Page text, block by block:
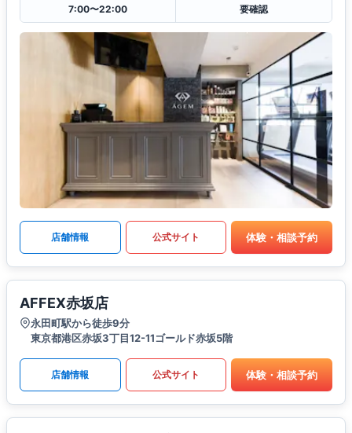
7:00〜22:00
要確認
店舗情報 公式サイト 体験・相談予約
AFFEX赤坂店
永田町駅から徒歩9分
東京都港区赤坂3丁目12-11ゴールド赤坂5階
店舗情報 公式サイト 体験・相談予約